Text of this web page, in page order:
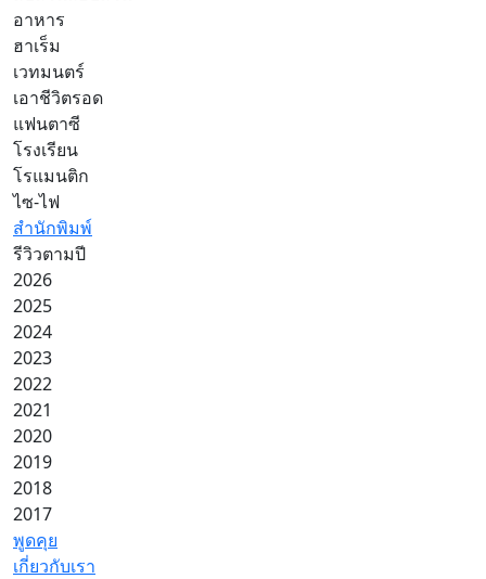
อาหาร
ฮาเร็ม
เวทมนตร์
เอาชีวิตรอด
แฟนตาซี
โรงเรียน
โรแมนติก
ไซ-ไฟ
สำนักพิมพ์
รีวิวตามปี
2026
2025
2024
2023
2022
2021
2020
2019
2018
2017
พูดคุย
เกี่ยวกับเรา